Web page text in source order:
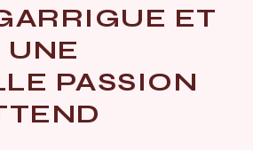
ET
UNE
PASSION